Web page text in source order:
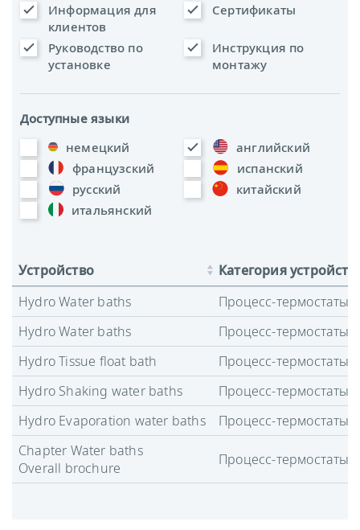
Информация для
клиентов
Сертификаты
Руководство по
установке
Инструкция по
монтажу
Доступные языки
немецкий
английский
французский
испанский
русский
китайский
итальянский
Устройство
Категория
Hydro Water baths
Процесс-термостаты
Hydro Water baths
Процесс-термостаты
Hydro Tissue float bath
Процесс-термостаты
Hydro Shaking water baths
Процесс-термостаты
Hydro Evaporation water baths
Процесс-термостаты
Chapter Water baths
Overall brochure
Процесс-термостаты